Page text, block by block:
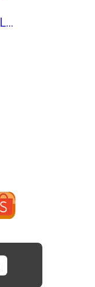
SS6805ZZ SBC STAINLESS BALL BEARING Stainless Type